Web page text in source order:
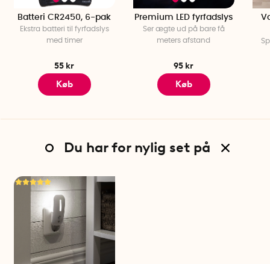
Batteri CR2450, 6-pak
Ekstra batteri til fyrfadslys
med timer
55 kr
Køb
Premium LED fyrfadslys
Ser ægte ud på bare få
meters afstand
95 kr
Køb
Du har for nylig set på